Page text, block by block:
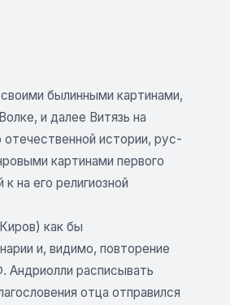
былинными картинами,
и далее Витязь на
отечественной истории, рус­
картинами первого
на его религиозной
как бы
и, видимо, повторение
расписывать
отца отправился